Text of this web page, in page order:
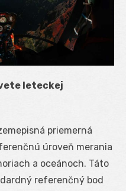
leteckej
priemerná
úroveň merania
a oceánoch. Táto
referenčný bod